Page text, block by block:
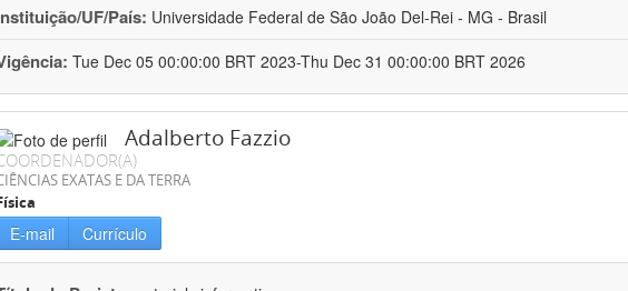
UF/País: Universidade Federal de São João Del-Rei - MG - Brasil
Tue Dec 05 00:00:00 BRT 2023-Thu Dec 31 00:00:00 BRT 2026
Adalberto Fazzio
EXATAS E DA TERRA
E-mail Currículo